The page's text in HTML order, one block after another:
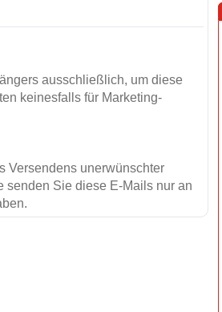
ausschließlich, um diese
keinesfalls für Marketing-
Versendens unerwünschter
senden Sie diese E-Mails nur an